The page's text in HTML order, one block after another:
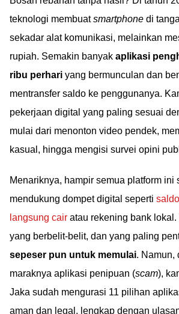
teknologi membuatsmartphone di
sekadar alat komunikasi, melainkan
rupiah. Semakin banyak aplikasi
ribu perhari yang bermunculan dan
mentransfer saldo ke penggunanya.
pekerjaan digital yang paling sesuai
mulai dari menonton video pendek,
kasual, hingga mengisi survei opini
Menariknya, hampir semua platform ini
mendukung dompet digital seperti
langsung cair atau rekening bank
yang berbelit-belit, dan yang paling
sepeser pun untuk memulai. Namun,
maraknya aplikasi penipuan (scam),
Jaka sudah mengurasi 11 pilihan
aman dan legal, lengkap dengan